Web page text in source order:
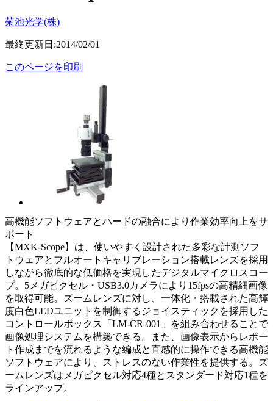
菊池光学(株)
最終更新日:2014/02/01
このページを印刷
高機能ソフトウェアとハードの融合により作業効率向上をサ
ポート
【MXK-Scope】は、使いやすく設計された多彩な計測ソフ
トウェアとフルオートキャリブレーション搭載レンズを採用
しながら徹底的な低価格を実現したデジタルマイクロスコー
プ。5メガピクセル・USB3.0カメラにより15fpsの高精細画像
を取得可能。ズームレンズに対し、一体化・搭載された高輝
度白色LEDユニットを制御するジョイスティックを採用した
コントロールボックス「LM-CR-001」を組み合わせることで
画像処理システムを構築できる。また、画像表示からレポー
ト作成までを流れるような編成と直感的に操作できる高機能
ソフトウェアにより、ストレスのない作業性を提供する。ズ
ームレンズはメガピクセル対応4種とスタンダード対応1種を
ラインアップ。